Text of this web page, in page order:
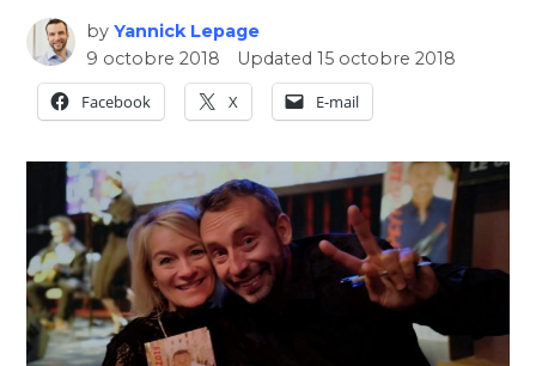
by Yannick Lepage
9 octobre 2018
Updated15 octobre 2018
Facebook
X E-mail